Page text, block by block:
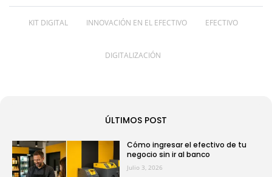
KIT DIGITAL INNOVACIÓN EN EL EFECTIVO EFECTIVO
DIGITALIZACIÓN
ÚLTIMOS POST
Cómo ingresar el efectivo de tu
negocio sin ir al banco
Julio 3, 2026